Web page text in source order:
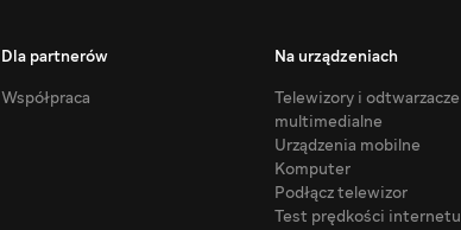
Dla partnerów
Współpraca
Na urządzeniach
Telewizory i odtwarzacze
multimedialne
Urządzenia mobilne
Komputer
Podłącz telewizor
Test prędkości internetu